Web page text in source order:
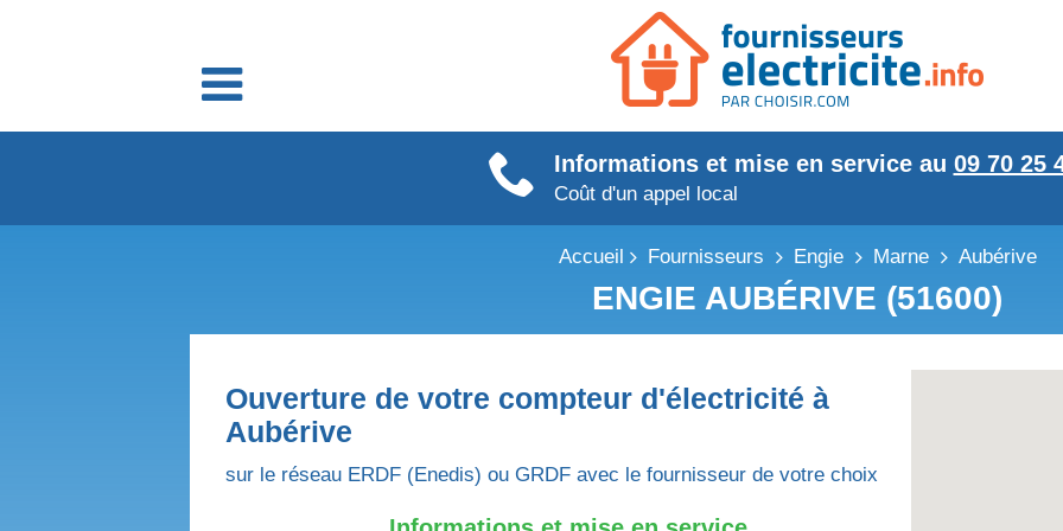
Fournisseurs énergie
Informations et mise en service au 09 70 25
Coût d'un appel local
Accueil Fournisseurs Engie Marne Aubérive
ENGIE AUBÉRIVE (51600)
Ouverture de votre compteur d'électricité à
Aubérive
sur le réseau ERDF (Enedis) ou GRDF avec le fournisseur de votre choix